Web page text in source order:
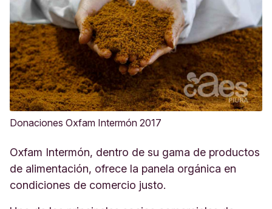
Donaciones Oxfam Intermón 2017
Oxfam Intermón, dentro de su gama de productos
de alimentación, ofrece la panela orgánica en
condiciones de comercio justo.